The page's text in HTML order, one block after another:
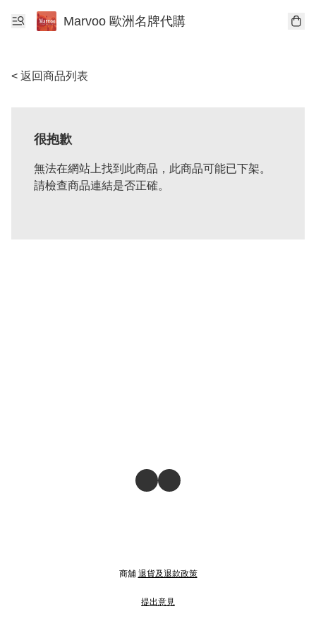
Marvoo 歐洲名牌代購
< 返回商品列表
很抱歉
無法在網站上找到此商品，此商品可能已下架。
請檢查商品連結是否正確。
商舖 退貨及退款政策
提出意見